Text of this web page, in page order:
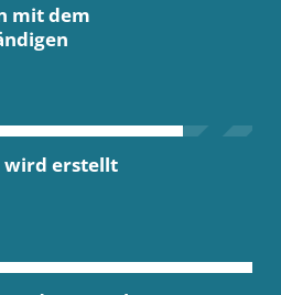
mit dem
wird erstellt